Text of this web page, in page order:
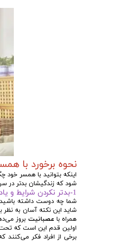
نحوه برخورد با
اینکه بتوانید با همسر
شود که زندگیشان بدتر در
1-بدتر نکردن شرایط و یادگیری نحوه مخالفت
شما چه دوست داشته باشید
شاید این نکته آسان به نظر
همراه با عصبانیت بروز
اولین قدم این است که
برخی از افراد فکر می‌کنند